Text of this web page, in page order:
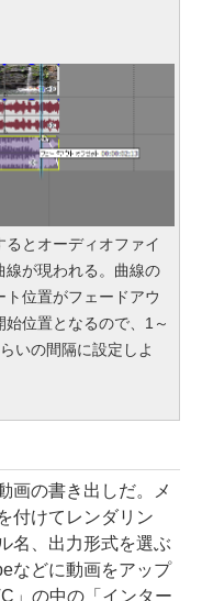
るとオーディオファイ
線が現われる。曲線の
ト位置がフェードアウ
始位置となるので、1～
いの間隔に設定しよ
画の書き出しだ。メ
付けてレンダリン
名、出力形式を選ぶ
などに動画をアップ
」の中の「インター